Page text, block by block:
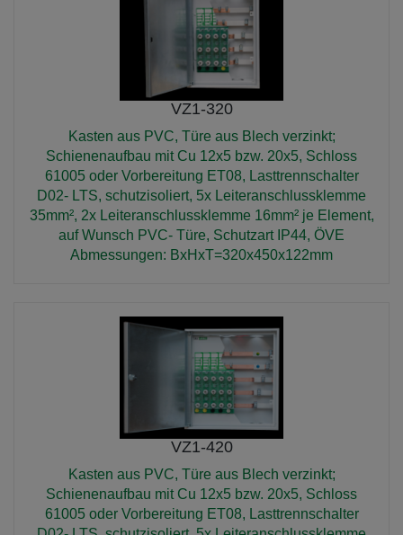
VZ1-320
Kasten aus PVC, Türe aus Blech verzinkt;
Schienenaufbau mit Cu 12x5 bzw. 20x5, Schloss
61005 oder Vorbereitung ET08, Lasttrennschalter
D02- LTS, schutzisoliert, 5x Leiteranschlussklemme
35mm², 2x Leiteranschlussklemme 16mm² je Element,
auf Wunsch PVC- Türe, Schutzart IP44, ÖVE
Abmessungen: BxHxT=320x450x122mm
VZ1-420
Kasten aus PVC, Türe aus Blech verzinkt;
Schienenaufbau mit Cu 12x5 bzw. 20x5, Schloss
61005 oder Vorbereitung ET08, Lasttrennschalter